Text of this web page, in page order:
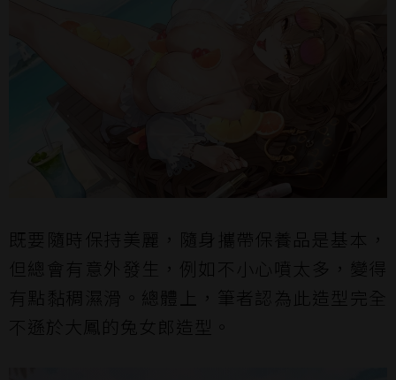
既要隨時保持美麗，隨身攜帶保養品是基本，
但總會有意外發生，例如不小心噴太多，變得
有點黏稠濕滑。總體上，筆者認為此造型完全
不遜於大鳳的兔女郎造型。